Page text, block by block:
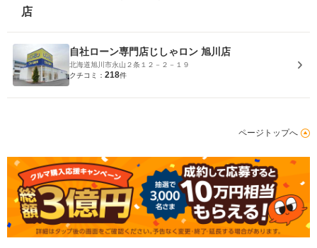
店
自社ローン専門店じしゃロン 旭川店
北海道旭川市永山２条１２－２－１９
クチコミ： 218件
ページトップへ